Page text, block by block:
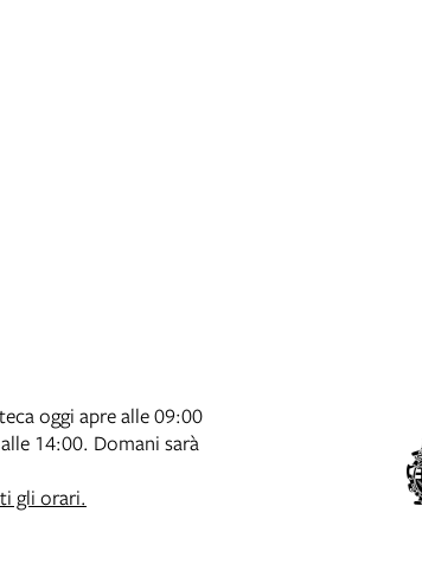
oggi apre alle 09:00
14:00. Domani sarà
gli orari.